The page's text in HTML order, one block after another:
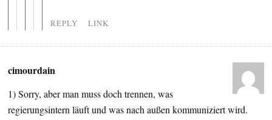
REPLY LINK
cimourdain
1) Sorry, aber man muss doch trennen, was
regierungsintern läuft und was nach außen kommuniziert wird.